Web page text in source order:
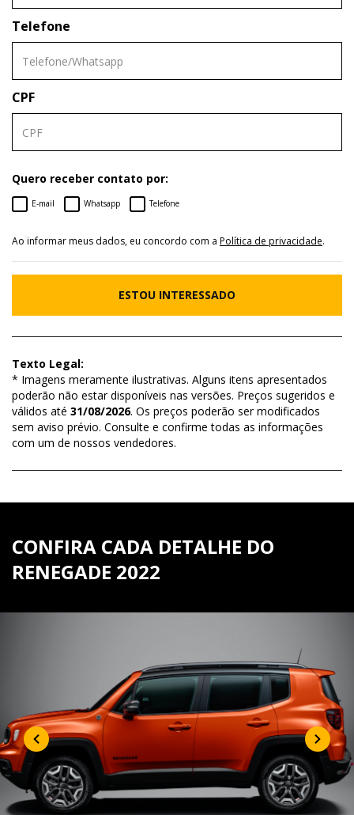
Telefone
CPF
Quero receber contato por:
E-mail Whatsapp Telefone
Ao informar meus dados, eu concordo com a Política de privacidade.
ESTOU INTERESSADO
Texto Legal:
* Imagens meramente ilustrativas. Alguns itens apresentados
poderão não estar disponíveis nas versões. Preços sugeridos e
válidos até 31/08/2026. Os preços poderão ser modificados
sem aviso prévio. Consulte e confirme todas as informações
com um de nossos vendedores.
CONFIRA CADA DETALHE DO
RENEGADE 2022